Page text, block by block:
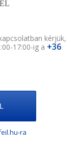
kérjük,
17:00-ig a +36
ra